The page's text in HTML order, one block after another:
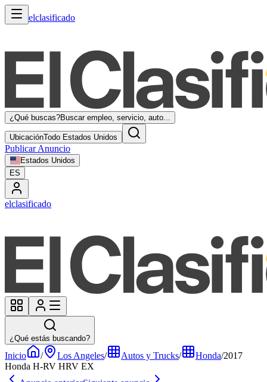
elclasificado
¿Qué buscas?Buscar empleo, servicio, auto...
UbicaciónTodo Estados Unidos
Publicar Anuncio
Estados Unidos
ES
elclasificado
¿Qué estás buscando?
Inicio / Los Angeles/ Autos y Trucks/ Honda/2017
Honda H-RV HRV EX